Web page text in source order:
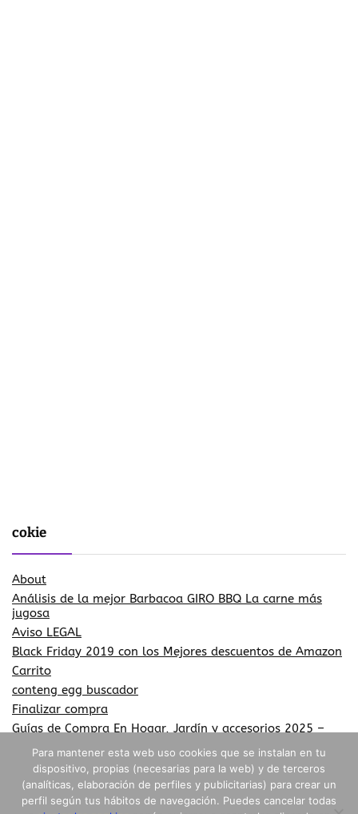
cokie
About
Análisis de la mejor Barbacoa GIRO BBQ La carne más
jugosa
Aviso LEGAL
Black Friday 2019 con los Mejores descuentos de Amazon
Carrito
conteng egg buscador
Finalizar compra
Guías de Compra En Hogar, Jardín y accesorios 2025 –
Más información sobre las cookies
Más información sobre las cookies
Mi cuenta
Para mantener esta web uso cookies que se instalan en tu
dispositivo, propias (necesarias para la web) y de terceros
(analíticas, elaboración de perfiles y publicitarias) para crear un
perfil según tus hábitos de navegación. Puedes cancelar todas